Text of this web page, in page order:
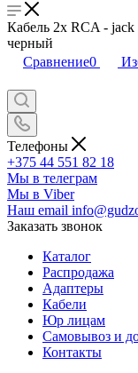
Кабель 2x RCA -
черный
Сравнение0
Телефоны
+375 44 551 82 18
Мы в телеграм
Мы в Viber
Наш email
Заказать звонок
Каталог
Распродажа
Адаптеры
Кабели
Юр лицам
Самовывоз и
Контакты